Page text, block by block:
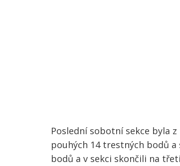
Poslední sobotní sekce byla
pouhých 14 trestných bodů a
bodů a v sekci skončili na